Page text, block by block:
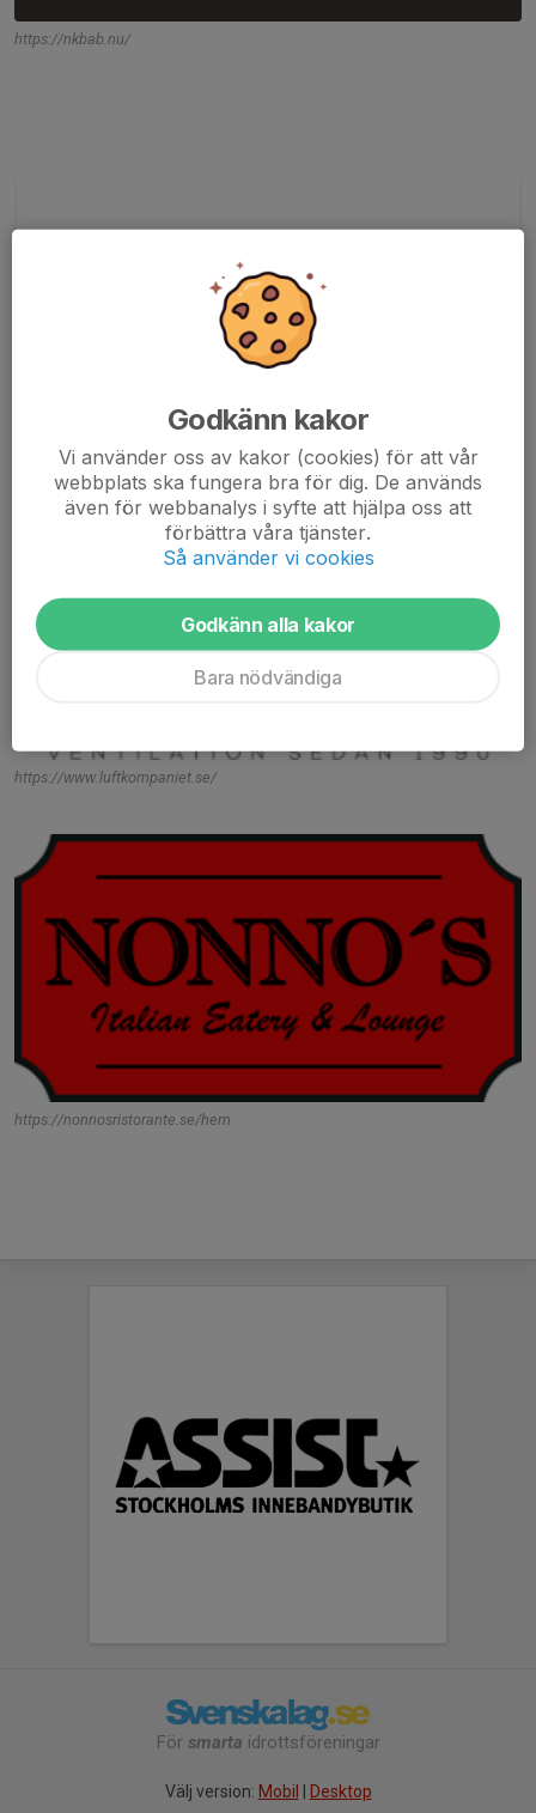
https://nkbab.nu/
https://smwelevator.se/
https://www.luftkompaniet.se/
https://nonnosristorante.se/hem
För smarta idrottsföreningar
Välj version: Mobil Desktop
Godkänn kakor
Vi använder oss av kakor (cookies) för att vår
webbplats ska fungera bra för dig. De används
även för webbanalys i syfte att hjälpa oss att
förbättra våra tjänster.
Så använder vi cookies
Godkänn alla kakor
Bara nödvändiga